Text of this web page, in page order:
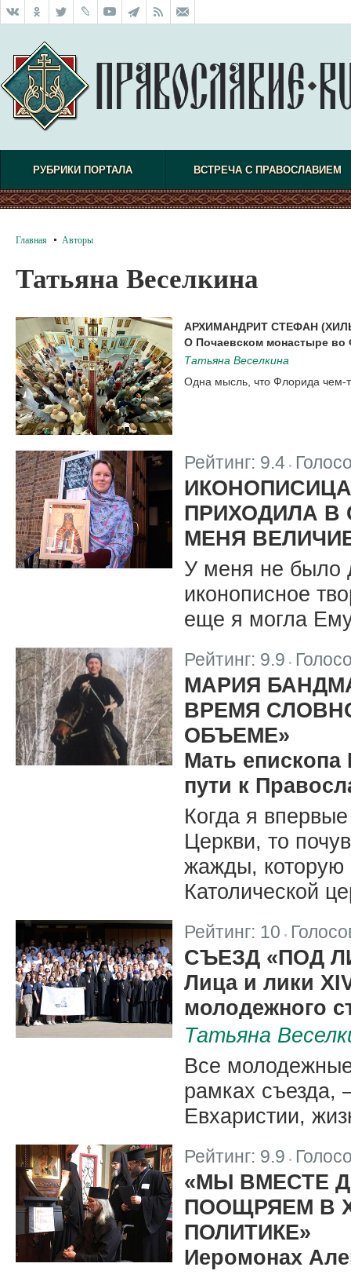
РУБРИКИ ПОРТАЛА ВСТРЕЧА С ПРАВОСЛАВИЕМ
Главная Авторы
Татьяна Веселкина
АРХИМАНДРИТ СТЕФАН
О Почаевском монастыре во
Татьяна Веселкина
Одна мысль, что Флорида чем-
Рейтинг: 9.4
ПРИХОДИЛА В
МЕНЯ
У меня не было
иконописное
еще я могла
Рейтинг: 9.9
МАРИЯ
ВРЕМЯ
ОБЪЕМЕ»
Мать епископа
пути к
Когда я
Церкви, то
жажды, которую
Католической
Рейтинг: 10
СЪЕЗД «ПОД
Лица и лики
молодежного
Татьяна
Все
рамках съезда,
Евхаристии,
Рейтинг: 9.9
«МЫ ВМЕСТЕ
ПООЩРЯЕМ В
ПОЛИТИКЕ»
Иеромонах